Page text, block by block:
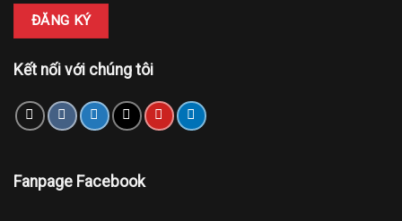
Kết nối với chúng tôi
Fanpage Facebook